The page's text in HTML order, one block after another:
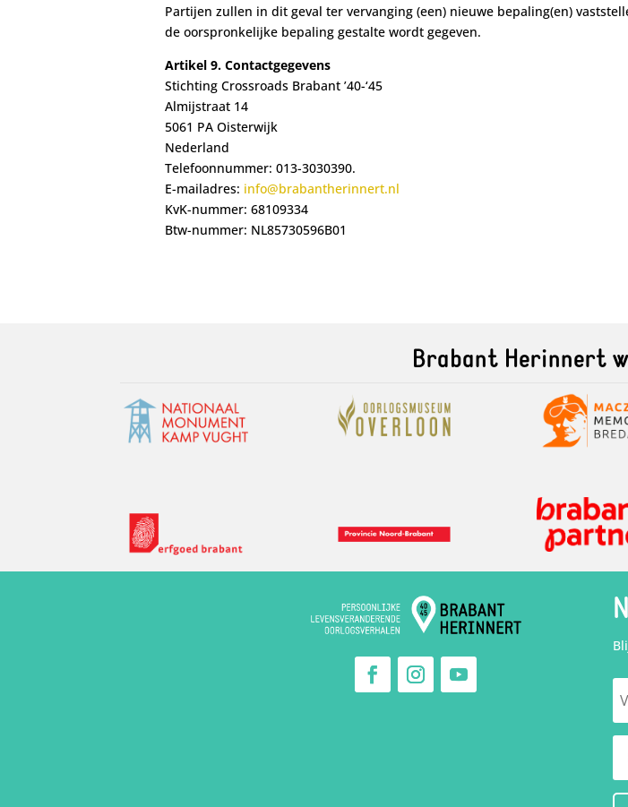
Partijen zullen in dit geval ter vervanging (een) nieuwe bepaling(en)
de oorspronkelijke bepaling gestalte wordt gegeven.
Artikel 9. Contactgegevens
Stichting Crossroads Brabant ’40-‘45
Almijstraat 14
5061 PA Oisterwijk
Nederland
Telefoonnummer: 013-3030390.
E-mailadres: info@brabantherinnert.nl
KvK-nummer: 68109334
Btw-nummer: NL85730596B01
Brabant Herinnert